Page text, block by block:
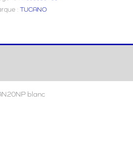
: TUCANO
blanc